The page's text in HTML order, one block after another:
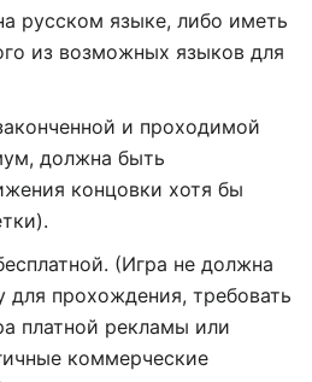
русском языке, либо иметь
из возможных языков для
и проходимой
должна быть
концовки хотя бы
(Игра не должна
для прохождения, требовать
платной рекламы или
коммерческие